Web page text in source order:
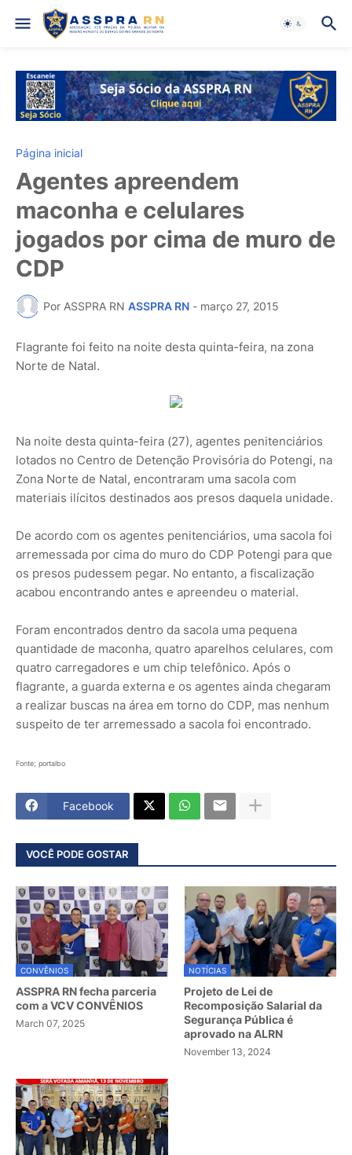
Página inicial
Agentes apreendem
maconha e celulares
jogados por cima de muro de
CDP
Por ASSPRA RN ASSPRA RN - março 27, 2015
Flagrante foi feito na noite desta quinta-feira, na zona
Norte de Natal.
Na noite desta quinta-feira (27), agentes penitenciários
lotados no Centro de Detenção Provisória do Potengi, na
Zona Norte de Natal, encontraram uma sacola com
materiais ilícitos destinados aos presos daquela unidade.
De acordo com os agentes penitenciários, uma sacola foi
arremessada por cima do muro do CDP Potengi para que
os presos pudessem pegar. No entanto, a fiscalização
acabou encontrando antes e apreendeu o material.
Foram encontrados dentro da sacola uma pequena
quantidade de maconha, quatro aparelhos celulares, com
quatro carregadores e um chip telefônico. Após o
flagrante, a guarda externa e os agentes ainda chegaram
a realizar buscas na área em torno do CDP, mas nenhum
suspeito de ter arremessado a sacola foi encontrado.
Fonte; portalbo
Facebook
VOCÊ PODE GOSTAR
CONVÊNIOS
ASSPRA RN fecha parceria
com a VCV CONVÊNIOS
March 07, 2025
NOTÍCIAS
Projeto de Lei de
Recomposição Salarial da
Segurança Pública é
aprovado na ALRN
November 13, 2024